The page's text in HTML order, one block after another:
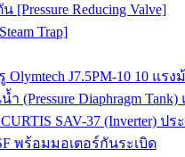
[Pressure Reducing Valve]
Trap]
J7.5PM-10 10 แรง
(Pressure Diaphragm
SAV-37 (Inverter)
พร้อมมอเตอร์กันระเบิด